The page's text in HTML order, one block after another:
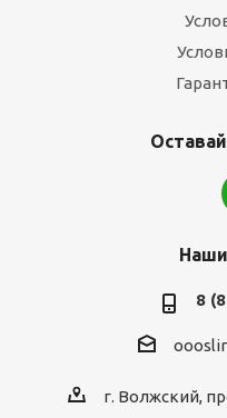
8
г. Волжский,